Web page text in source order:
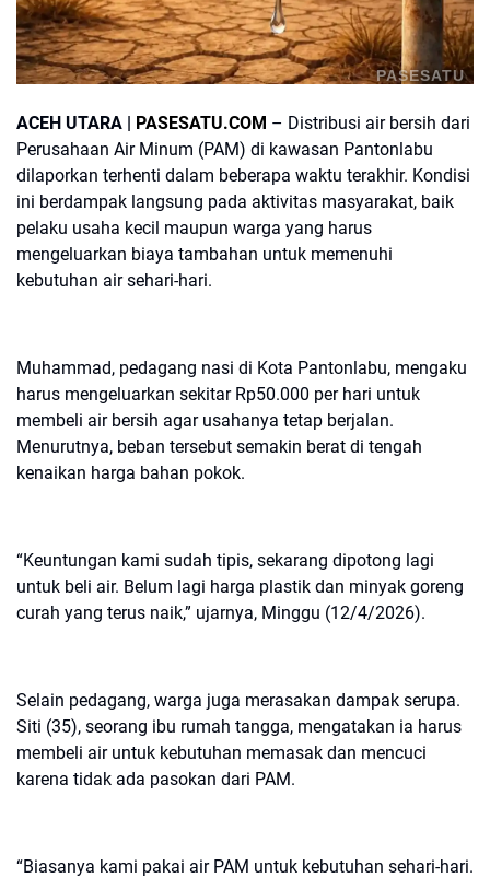
PASESATU
ACEH UTARA | PASESATU.COM – Distribusi air bersih dari
Perusahaan Air Minum (PAM) di kawasan Pantonlabu
dilaporkan terhenti dalam beberapa waktu terakhir. Kondisi
ini berdampak langsung pada aktivitas masyarakat, baik
pelaku usaha kecil maupun warga yang harus
mengeluarkan biaya tambahan untuk memenuhi
kebutuhan air sehari-hari.
Muhammad, pedagang nasi di Kota Pantonlabu, mengaku
harus mengeluarkan sekitar Rp50.000 per hari untuk
membeli air bersih agar usahanya tetap berjalan.
Menurutnya, beban tersebut semakin berat di tengah
kenaikan harga bahan pokok.
“Keuntungan kami sudah tipis, sekarang dipotong lagi
untuk beli air. Belum lagi harga plastik dan minyak goreng
curah yang terus naik,” ujarnya, Minggu (12/4/2026).
Selain pedagang, warga juga merasakan dampak serupa.
Siti (35), seorang ibu rumah tangga, mengatakan ia harus
membeli air untuk kebutuhan memasak dan mencuci
karena tidak ada pasokan dari PAM.
“Biasanya kami pakai air PAM untuk kebutuhan sehari-hari.